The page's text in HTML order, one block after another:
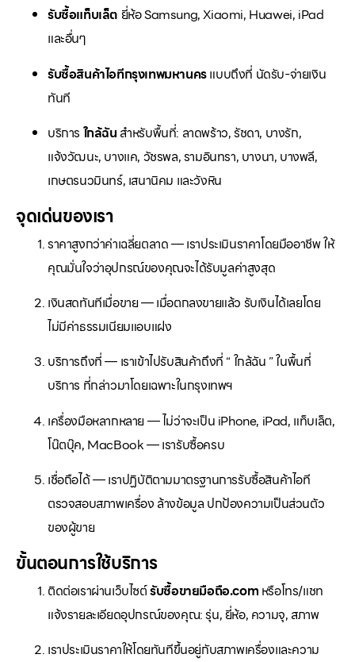
รับซื้อแท็บเล็ต ยี่ห้อ Samsung, Xiaomi, Huawei, iPad
และอื่นๆ
รับซื้อสินค้าไอทีกรุงเทพมหานครแบบถึงที่ นัดรับ-จ่ายเงิน
ทันที
บริการ ใกล้ฉัน สำหรับพื้นที่: ลาดพร้าว, รัชดา, บางรัก,
แจ้งวัฒนะ, บางแค, วัชรพล, รามอินทรา, บางนา, บางพลี,
เกษตรนวมินทร์, เสนานิคม และวังหิน
จุดเด่นของเรา
ราคาสูงกว่าค่าเฉลี่ยตลาด — เราประเมินราคาโดยมืออาชีพ ให้
คุณมั่นใจว่าอุปกรณ์ของคุณจะได้รับมูลค่าสูงสุด
เงินสดทันทีเมื่อขาย — เมื่อตกลงขายแล้ว รับเงินได้เลยโดย
ไม่มีค่าธรรมเนียมแอบแฝง
บริการถึงที่ — เราเข้าไปรับสินค้าถึงที่ “ ใกล้ฉัน ” ในพื้นที่
บริการ ที่กล่าวมาโดยเฉพาะในกรุงเทพฯ
เครื่องมือหลากหลาย — ไม่ว่าจะเป็น iPhone, iPad, แท็บเล็ต,
โน๊ตบุ๊ค, MacBook — เรารับซื้อครบ
เชื่อถือได้ — เราปฏิบัติตามมาตรฐานการรับซื้อสินค้าไอที
ตรวจสอบสภาพเครื่อง ล้างข้อมูล ปกป้องความเป็นส่วนตัว
ของผู้ขาย
ขั้นตอนการใช้บริการ
ติดต่อเราผ่านเว็บไซต์รับซื้อขายมือถือ.com หรือโทร/แชท
แจ้งรายละเอียดอุปกรณ์ของคุณ: รุ่น, ยี่ห้อ, ความจุ, สภาพ
เราประเมินราคาให้โดยทันทีขึ้นอยู่กับสภาพเครื่องและความ